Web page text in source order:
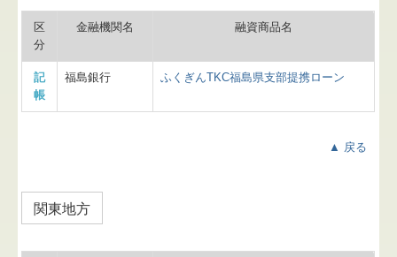
区
分
金融機関名 融資商品名
記
帳
福島銀行 ふくぎんTKC福島県支部提携ローン
▲ 戻る
関東地方